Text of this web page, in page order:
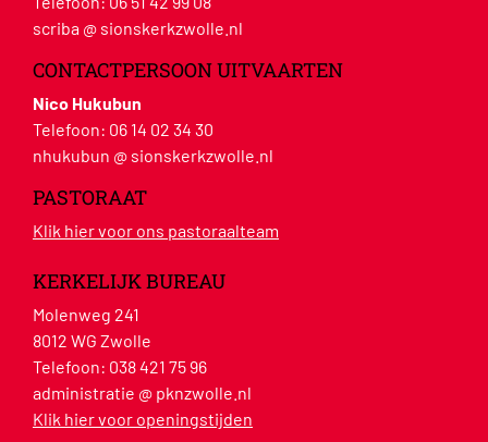
scriba @ sionskerkzwolle.nl
CONTACTPERSOON UITVAARTEN
Nico Hukubun
Telefoon: 06 14 02 34 30
nhukubun @ sionskerkzwolle.nl
PASTORAAT
Klik hier voor ons pastoraalteam
KERKELIJK BUREAU
Molenweg 241
8012 WG Zwolle
Telefoon: 038 421 75 96
administratie @ pknzwolle.nl
Klik hier voor openingstijden